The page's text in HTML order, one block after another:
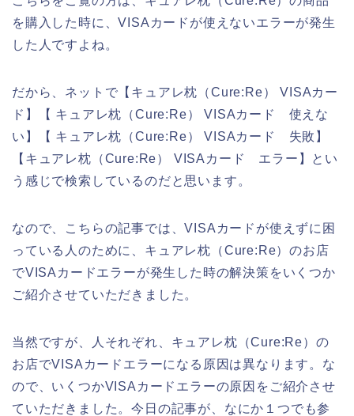
を購入した時に、VISAカードが使えないエラーが発生
した人ですよね。
だから、ネットで【キュアレ枕（Cure:Re） VISAカー
ド】【 キュアレ枕（Cure:Re） VISAカード 使えな
い】【 キュアレ枕（Cure:Re） VISAカード 失敗】
【キュアレ枕（Cure:Re） VISAカード エラー】とい
う感じで検索しているのだと思います。
なので、こちらの記事では、VISAカードが使えずに困
っている人のために、キュアレ枕（Cure:Re）のお店
でVISAカードエラーが発生した時の解決策をいくつか
ご紹介させていただきました。
当然ですが、人それぞれ、キュアレ枕（Cure:Re）の
お店でVISAカードエラーになる原因は異なります。な
ので、いくつかVISAカードエラーの原因をご紹介させ
ていただきました。今日の記事が、なにか１つでも参